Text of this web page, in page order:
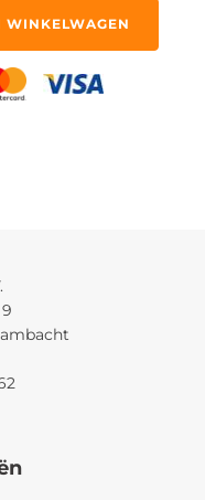
WINKELWAGEN